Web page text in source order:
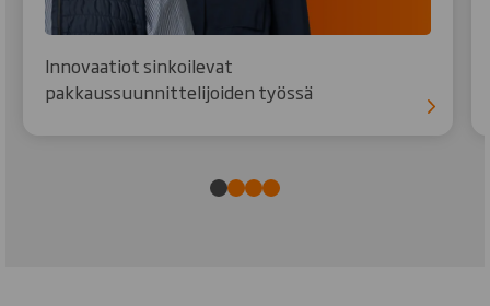
Innovaatiot sinkoilevat
pakkaussuunnittelijoiden työssä